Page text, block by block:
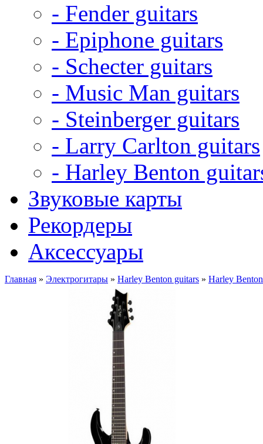
- Fender guitars
- Epiphone guitars
- Schecter guitars
- Music Man guitars
- Steinberger guitars
- Larry Carlton guitars
- Harley Benton
Звуковые карты
Рекордеры
Аксессуары
Главная » Электрогитары » Harley Benton guitars » Harley